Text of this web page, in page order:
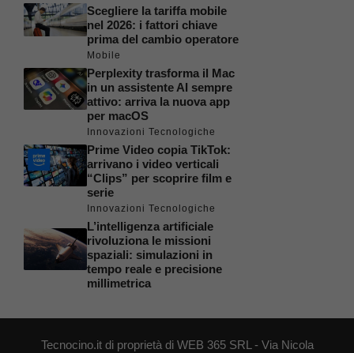
Scegliere la tariffa mobile
nel 2026: i fattori chiave
prima del cambio operatore
Mobile
Perplexity trasforma il Mac
in un assistente AI sempre
attivo: arriva la nuova app
per macOS
Innovazioni Tecnologiche
Prime Video copia TikTok:
arrivano i video verticali
“Clips” per scoprire film e
serie
Innovazioni Tecnologiche
L’intelligenza artificiale
rivoluziona le missioni
spaziali: simulazioni in
tempo reale e precisione
millimetrica
Tecnocino.it di proprietà di WEB 365 SRL - Via Nicola